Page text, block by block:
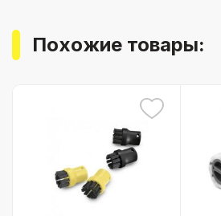
Похожие товары: